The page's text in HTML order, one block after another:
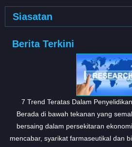
Siasatan
Berita Terkini
7 Trend Teratas Dalam
Berada di bawah tekanan yang
bersaing dalam persekitaran
mencabar, syarikat farmaseutikal dan